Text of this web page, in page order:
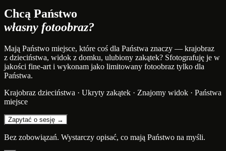
Chcą Państwo
własny fotoobraz?
Mają Państwo miejsce, które coś dla Państwa znaczy — krajobraz
z dzieciństwa, widok z domku, ulubiony zakątek? Sfotografuję je w
jakości fine-art i wykonam jako limitowany fotoobraz tylko dla
Państwa.
Krajobraz dzieciństwa · Ukryty zakątek · Znajomy widok · Państwa
miejsce
Zapytać o sesję →
Bez zobowiązań. Wystarczy opisać, co mają Państwo na myśli.